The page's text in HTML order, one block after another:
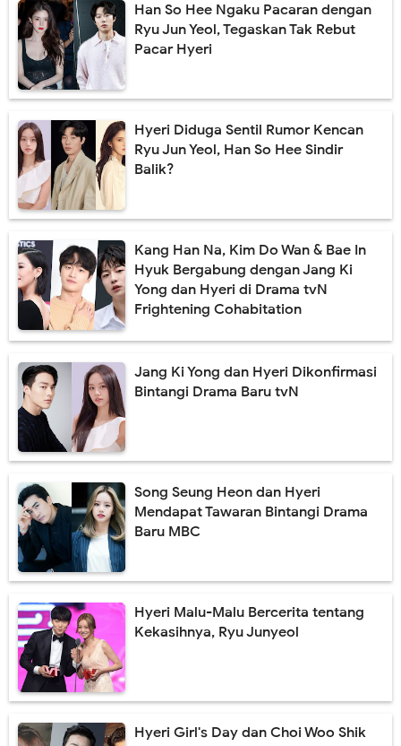
Han So Hee Ngaku Pacaran dengan
Ryu Jun Yeol, Tegaskan Tak Rebut
Pacar Hyeri
Hyeri Diduga Sentil Rumor Kencan
Ryu Jun Yeol, Han So Hee Sindir
Balik?
Kang Han Na, Kim Do Wan & Bae In
Hyuk Bergabung dengan Jang Ki
Yong dan Hyeri di Drama tvN
Frightening Cohabitation
Jang Ki Yong dan Hyeri Dikonfirmasi
Bintangi Drama Baru tvN
Song Seung Heon dan Hyeri
Mendapat Tawaran Bintangi Drama
Baru MBC
Hyeri Malu-Malu Bercerita tentang
Kekasihnya, Ryu Junyeol
Hyeri Girl's Day dan Choi Woo Shik